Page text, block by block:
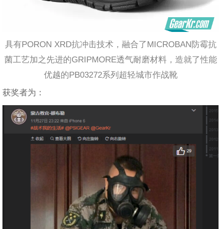
具有PORON XRD抗冲击技术，融合了MICROBAN防霉抗
菌工艺加之先进的GRIPMORE透气耐磨材料，造就了性能
优越的PB03272系列超轻城市作战靴
获奖者为：